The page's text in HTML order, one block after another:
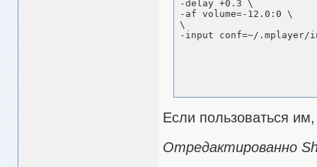
-delay +0.3 \
-af volume=-12.0:0 \
\
-input conf=~/.mplayer/
Если пользоваться им,
Отредактированно